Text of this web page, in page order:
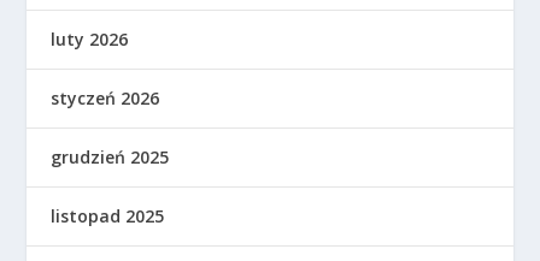
luty 2026
styczeń 2026
grudzień 2025
listopad 2025